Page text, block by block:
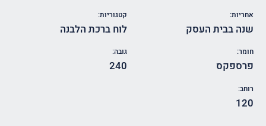
אחריות:
שנה בבית העסק
קטגוריות:
לוח ברכת הלבנה
חומר:
פרספקס
גובה:
240
רוחב:
120